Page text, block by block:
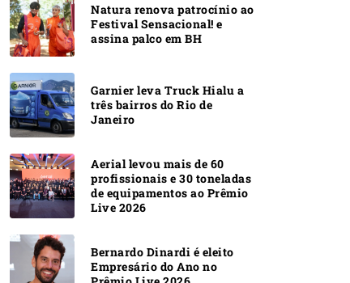
Natura renova patrocínio ao
Festival Sensacional! e
assina palco em BH
Garnier leva Truck Hialu a
três bairros do Rio de
Janeiro
Aerial levou mais de 60
profissionais e 30 toneladas
de equipamentos ao Prêmio
Live 2026
Bernardo Dinardi é eleito
Empresário do Ano no